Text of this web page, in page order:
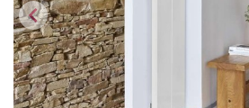
chevron_left